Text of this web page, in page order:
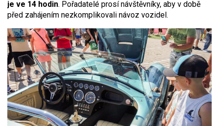
je ve 14 hodin. Pořadatelé prosí návštěvníky, aby v době
před zahájením nezkomplikovali návoz vozidel.